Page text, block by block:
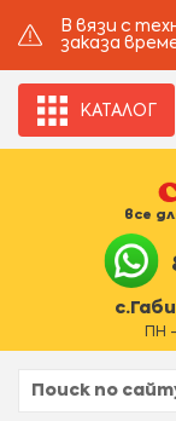
В вязи с
заказа
КАТАЛОГ
все
ПН